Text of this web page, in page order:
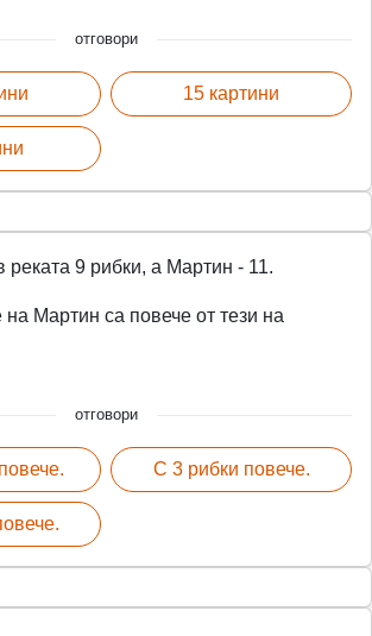
отговори
15 картини
реката 9 рибки, а Мартин - 11.
на Мартин са повече от тези на
отговори
С 3 рибки повече.